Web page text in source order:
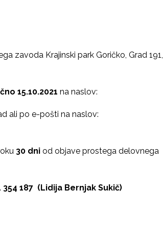
zavoda Krajinski park Goričko, Grad 191,
15.10.2021 na naslov:
ali po e-pošti na naslov:
30 dni od objave prostega delovnega
187 (Lidija Bernjak Sukič)